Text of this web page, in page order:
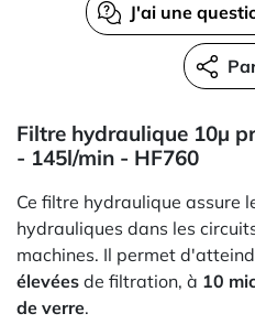
J'ai une
Filtre hydraulique 10µ
- 145l/min - HF760
Ce filtre hydraulique assure
hydrauliques dans les
machines. Il permet
élevées de filtration, à 10
de verre.